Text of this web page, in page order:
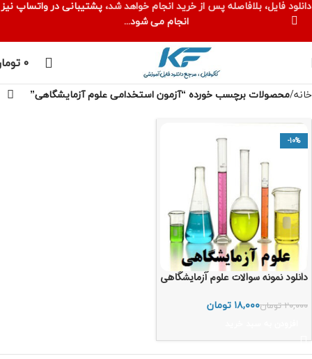
۰
خانه محصولات برچسب خورده “آزمون استخدامی علوم آزمایشگاهی”
-10%
دانلود نمونه سوالات علوم آزمایشگاهی
۲۰,۰۰۰تومان۱۸,۰۰۰ تومان
دانلود فایل، بلافاصله پس از خرید انجام خواهد شد،پشتیبانی در واتساپ نیز
انجام می شود...